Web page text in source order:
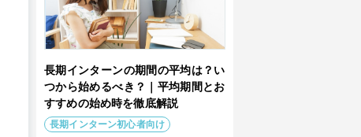
長期インターンの期間の平均は？い
つから始めるべき？｜平均期間とお
すすめの始め時を徹底解説
長期インターン初心者向け